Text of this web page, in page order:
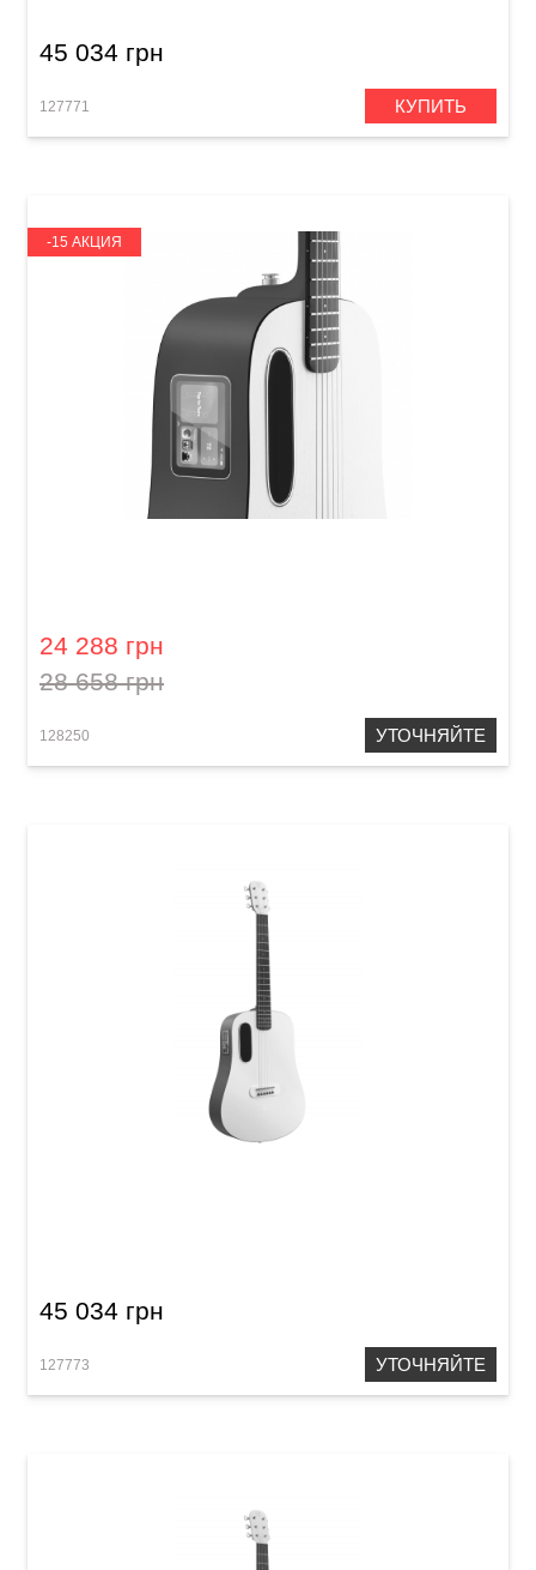
45 034 грн
127771 КУПИТЬ
-15 АКЦИЯ
24 288 грн
28 658 грн
128250 УТОЧНЯЙТЕ
45 034 грн
127773 УТОЧНЯЙТЕ